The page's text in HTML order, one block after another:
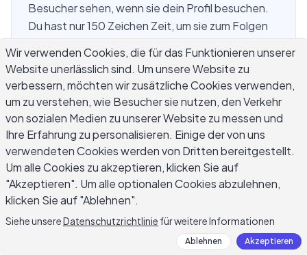
Besucher sehen, wenn sie dein Profil besuchen.
Du hast nur 150 Zeichen Zeit, um sie zum Folgen
weiterscrollen. Ein AI Instagram Bio Generator
nimmt die Raterei aus dieser entscheidenden
ersten Impression. Anstatt vor einer leeren
Textbox zu starren, beschreibst du dich oder
deine Marke, und die KI entwirft in Sekunden
mehrere Bio-Optionen. Egal ob du ein kleines
Unternehmen betreibst, Inhalte erstellst oder
eine Personal Brand aufbaust – die richtige Bio
verwandelt Profilbesucher in treue Follower.
Dieser Leitfaden zeigt dir genau, wie du KI nutzt,
um eine Profilbio zu schreiben, die wirklich
Wir verwenden Cookies, die für das Funktionieren unserer
Website unerlässlich sind. Um unsere Website zu
verbessern, möchten wir zusätzliche Cookies verwenden,
um zu verstehen, wie Besucher sie nutzen, den Verkehr
von sozialen Medien zu unserer Website zu messen und
Ihre Erfahrung zu personalisieren. Einige der von uns
verwendeten Cookies werden von Dritten bereitgestellt.
Um alle Cookies zu akzeptieren, klicken Sie auf
"Akzeptieren". Um alle optionalen Cookies abzulehnen,
klicken Sie auf "Ablehnen".
Siehe unsereDatenschutzrichtlinie für weitere Informationen
Ablehnen Akzeptieren